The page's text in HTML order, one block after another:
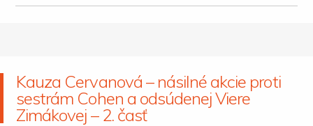
Kauza Cervanová – násilné akcie proti
sestrám Cohen a odsúdenej Viere
Zimákovej – 2. časť